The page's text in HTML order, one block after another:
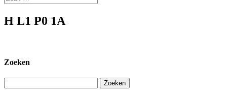
H L1 P0 1A
Zoeken
naar: